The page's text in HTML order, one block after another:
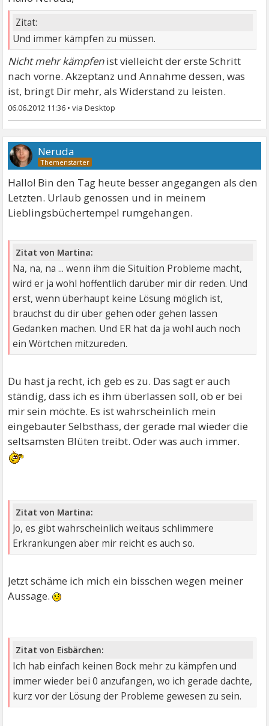
Zitat:
Und immer kämpfen zu müssen.
Nicht mehr kämpfenist vielleicht der erste Schritt
nach vorne. Akzeptanz und Annahme dessen, was
ist, bringt Dir mehr, als Widerstand zu leisten.
06.06.2012 11:36 •
Neruda
Hallo! Bin den Tag heute besser angegangen als den
Letzten. Urlaub genossen und in meinem
Lieblingsbüchertempel rumgehangen.
Zitat von Martina:
Na, na, na ... wenn ihm die Situition Probleme macht,
wird er ja wohl hoffentlich darüber mir dir reden. Und
erst, wenn überhaupt keine Lösung möglich ist,
brauchst du dir über gehen oder gehen lassen
Gedanken machen. Und ER hat da ja wohl auch noch
ein Wörtchen mitzureden.
Du hast ja recht, ich geb es zu. Das sagt er auch
ständig, dass ich es ihm überlassen soll, ob er bei
mir sein möchte. Es ist wahrscheinlich mein
eingebauter Selbsthass, der gerade mal wieder die
seltsamsten Blüten treibt. Oder was auch immer.
Zitat von Martina:
Jo, es gibt wahrscheinlich weitaus schlimmere
Erkrankungen aber mir reicht es auch so.
Jetzt schäme ich mich ein bisschen wegen meiner
Aussage.
Zitat von Eisbärchen:
Ich hab einfach keinen Bock mehr zu kämpfen und
immer wieder bei 0 anzufangen, wo ich gerade dachte,
kurz vor der Lösung der Probleme gewesen zu sein.